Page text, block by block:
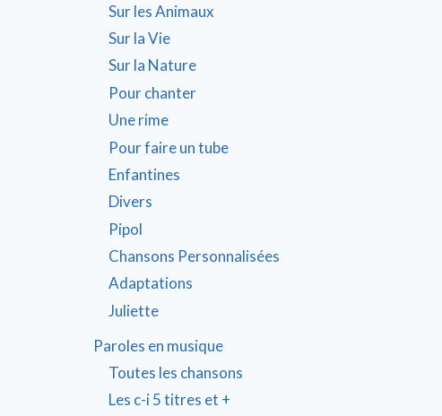
Sur les Animaux
Sur la Vie
Sur la Nature
Pour chanter
Une rime
Pour faire un tube
Enfantines
Divers
Pipol
Chansons Personnalisées
Adaptations
Juliette
Paroles en musique
Toutes les chansons
Les c-i 5 titres et +